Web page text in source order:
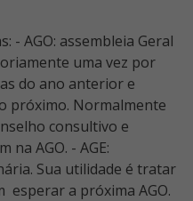
uma vez por
do ano anterior e
próximo. Normalmente
consultivo e
na AGO. - AGE:
Sua utilidade é tratar
esperar a próxima AGO.